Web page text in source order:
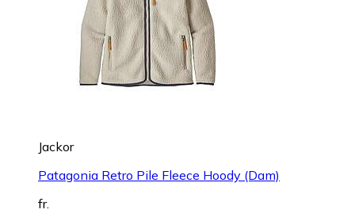
Jackor
Patagonia Retro Pile Fleece Hoody (Dam)
fr.